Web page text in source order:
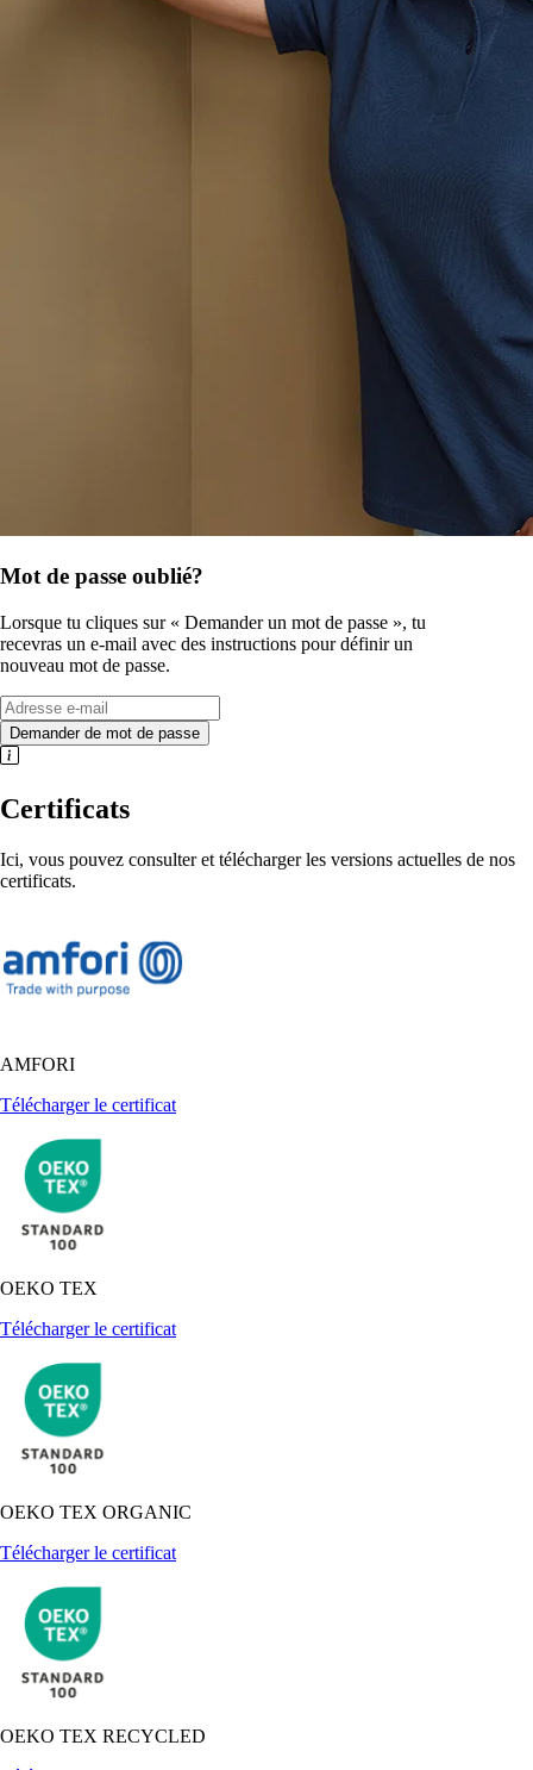
Mot de passe oublié?
Lorsque tu cliques sur « Demander un mot de passe », tu
recevras un e-mail avec des instructions pour définir un
nouveau mot de passe.
Demander de mot de passe
Certificats
Ici, vous pouvez consulter et télécharger les versions actuelles de nos
certificats.
AMFORI
Télécharger le certificat
OEKO TEX
Télécharger le certificat
OEKO TEX ORGANIC
Télécharger le certificat
OEKO TEX RECYCLED